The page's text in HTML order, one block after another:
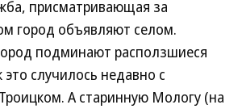
присматривающая за
город объявляют селом.
подминают расползшиеся
случилось недавно с
А старинную Мологу (на